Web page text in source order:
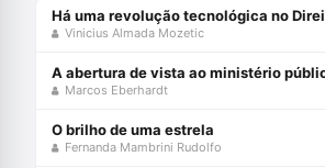
Vinicius Almada Mozetic
Marcos Eberhardt
O brilho de uma estrela
Fernanda Mambrini Rudolfo